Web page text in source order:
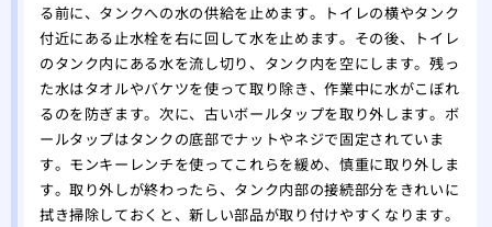
る前に、タンクへの水の供給を止めます。トイレの横やタンク
付近にある止水栓を右に回して水を止めます。その後、トイレ
のタンク内にある水を流し切り、タンク内を空にします。残っ
た水はタオルやバケツを使って取り除き、作業中に水がこぼれ
るのを防ぎます。次に、古いボールタップを取り外します。ボ
ールタップはタンクの底部でナットやネジで固定されていま
す。モンキーレンチを使ってこれらを緩め、慎重に取り外しま
す。取り外しが終わったら、タンク内部の接続部分をきれいに
拭き掃除しておくと、新しい部品が取り付けやすくなります。